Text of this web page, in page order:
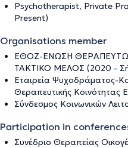
Psychotherapist, Private
Present)
Organisations member
ΕΘΟΖ-ΕΝΩΣΗ
ΤΑΚΤΙΚΟ ΜΕΛΟΣ (2020 -
Εταιρεία Ψυχοδράματος-
Θεραπευτικής Κοινότητας
Σύνδεσμος Κοινωνικών
Participation in
Συνέδριο Θεραπείας